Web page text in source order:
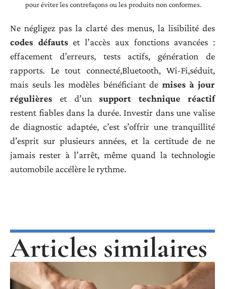
pour éviter les contrefaçons ou les produits non conformes.
Ne négligez pas la clarté des menus, la lisibilité des
codes défautset l’accès aux fonctions avancées :
effacement d’erreurs, tests actifs, génération de
rapports. Le tout connecté,Bluetooth, Wi-Fi,séduit,
mais seuls les modèles bénéficiant de mises à jour
régulières et d’unsupport technique réactif
restent fiables dans la durée. Investir dans une valise
de diagnostic adaptée, c’est s’offrir une tranquillité
d’esprit sur plusieurs années, et la certitude de ne
jamais rester à l’arrêt, même quand la technologie
automobile accélère le rythme.
Articles similaires